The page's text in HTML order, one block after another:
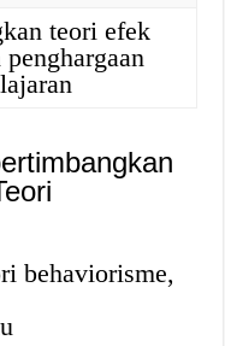
teori efek
behaviorisme,